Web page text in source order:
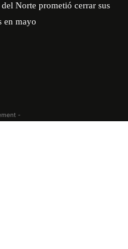
Norte prometió cerrar sus
en mayo
-